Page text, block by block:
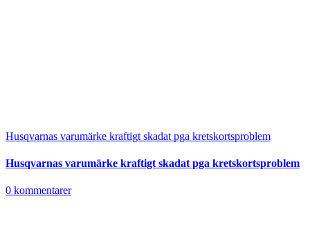
Husqvarnas varumärke kraftigt skadat pga kretskortsproblem
Husqvarnas varumärke kraftigt skadat pga kretskortsproblem
0 kommentarer